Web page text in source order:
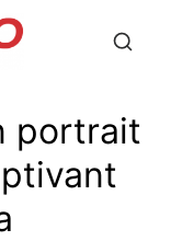
portrait